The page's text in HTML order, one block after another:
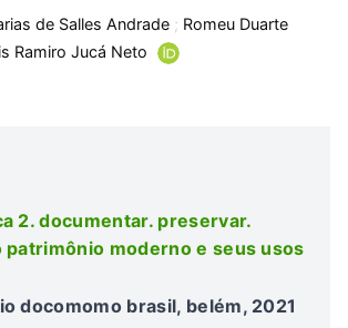
de Salles Andrade ; Romeu Duarte
Ramiro Jucá Neto
2. documentar. preservar.
patrimônio moderno e seus usos
docomomo brasil, belém, 2021